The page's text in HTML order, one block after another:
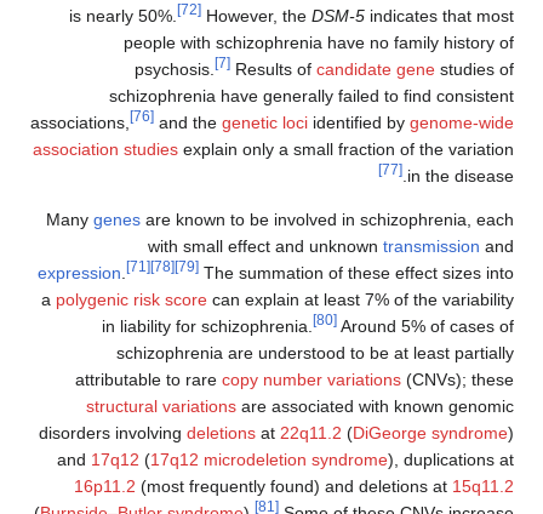
is nearly 50%.
[72]However, theDSM-5
people with schizophrenia have no
psychosis.
Results ofcandidate
schizophrenia have generally failed to
associations,
[76]and thegenetic lociidentified by
association studiesexplain only a small fraction
Many genes are known to be involved in
with small effect and unknown
expression. [78]
The summation of these
apolygenic risk scorecan explain at least 7%
in liability for schizophrenia.
Around
schizophrenia are understood to be
attributable to rarecopy number variations
structural variationsare associated with
disorders involvingdeletionsat22q11.2(
and17q12(17q12 microdeletion syndrome
16p11.2 (most frequently found) and
[81]